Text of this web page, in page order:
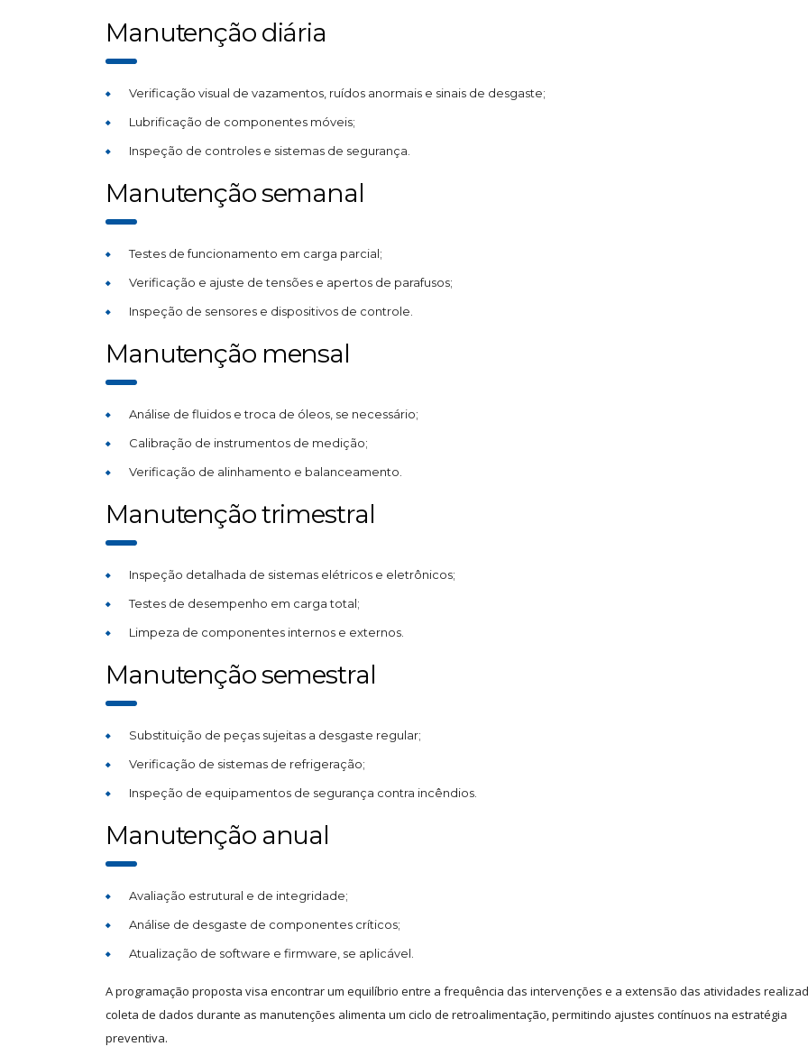
Manutenção diária
Verificação visual de vazamentos, ruídos anormais e sinais de desgaste;
Lubrificação de componentes móveis;
Inspeção de controles e sistemas de segurança.
Manutenção semanal
Testes de funcionamento em carga parcial;
Verificação e ajuste de tensões e apertos de parafusos;
Inspeção de sensores e dispositivos de controle.
Manutenção mensal
Análise de fluidos e troca de óleos, se necessário;
Calibração de instrumentos de medição;
Verificação de alinhamento e balanceamento.
Manutenção trimestral
Inspeção detalhada de sistemas elétricos e eletrônicos;
Testes de desempenho em carga total;
Limpeza de componentes internos e externos.
Manutenção semestral
Substituição de peças sujeitas a desgaste regular;
Verificação de sistemas de refrigeração;
Inspeção de equipamentos de segurança contra incêndios.
Manutenção anual
Avaliação estrutural e de integridade;
Análise de desgaste de componentes críticos;
Atualização de software e firmware, se aplicável.
A programação proposta visa encontrar um equilíbrio entre a frequência das intervenções e a extensão das atividades
coleta de dados durante as manutenções alimenta um ciclo de retroalimentação, permitindo ajustes contínuos na estratégia
preventiva.